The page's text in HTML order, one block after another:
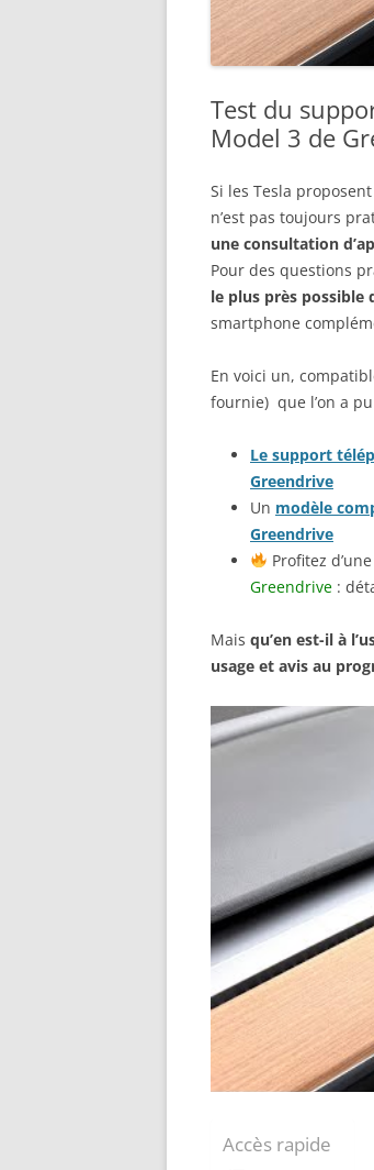
Test du
Model 3 de
Si les Tesla
n’est pas toujours
une consultation
Pour des questions
le plus près possible
smartphone
En voici un,
fournie) que l’on a
Le support
Greendrive
Un modèle
Greendrive
Profitez d’une
Greendrive :
Mais qu’en est-il à
usage et avis au
Accès rapide